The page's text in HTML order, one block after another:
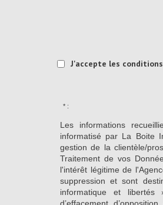
J'accepte les
* :
Les informations
informatisé par La Boite
gestion de la clientèle/
Traitement de vos
l'intérêt légitime de
suppression et sont
informatique et libertés